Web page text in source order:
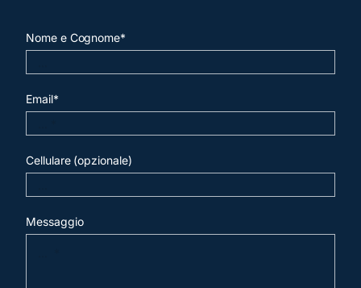
Nome e Cognome*
Email*
Cellulare (opzionale)
Messaggio